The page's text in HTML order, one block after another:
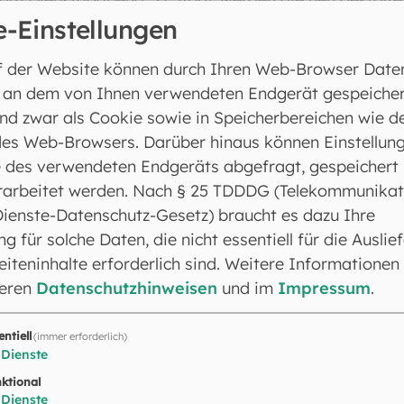
gesegnet.
im Jahr 1992, ist diese klar religiös
und liturgische Bücher – all das gehört
geprägten Stammkunden sollen ebenso
sind, auch geistlich, und sich inspirieren lassen
suchen oder etwas Philosophisches oder
Jede und Jeden etwas dabei, nicht beliebig,
und Besucher freuen“, ist Generalvikar
stellt sich die Dombuchhandlung unter
reagiert damit nicht nur auf veränderte
internationaler Kunden. Auch räumlich hat sich
und konzentriert sich nun übersichtlich
die Dombuchhandlung mit rund 7.000
Einstellungen
Website können durch Ihren Web-Browser
dem von Ihnen verwendeten Endgerät
zwar als Cookie sowie in Speicherbereichen wie
Web-Browsers. Darüber hinaus können
des verwendeten Endgeräts abgefragt, gespeichert
werden. Nach § 25 TDDDG
Datenschutz-Gesetz) braucht es dazu Ihre
für solche Daten, die nicht essentiell für die
erforderlich sind. Weitere Informationen
Datenschutzhinweisen und im Impressum.
(immer erforderlich)
Dienste
Dienste